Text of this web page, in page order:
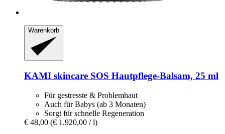
Warenkorb
KAMI skincare SOS Hautpflege-​Balsam, 25 ml
Für gestresste & Problemhaut
Auch für Babys (ab 3 Monaten)
Sorgt für schnelle Regeneration
€ 48,00 (€ 1.920,00 / l)